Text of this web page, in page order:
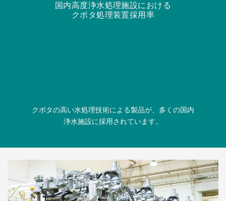
国内高度浄水処理施設における
クボタ処理装置採用率
クボタの高い水処理技術による製品が、多くの国内
浄水施設に採用されています。